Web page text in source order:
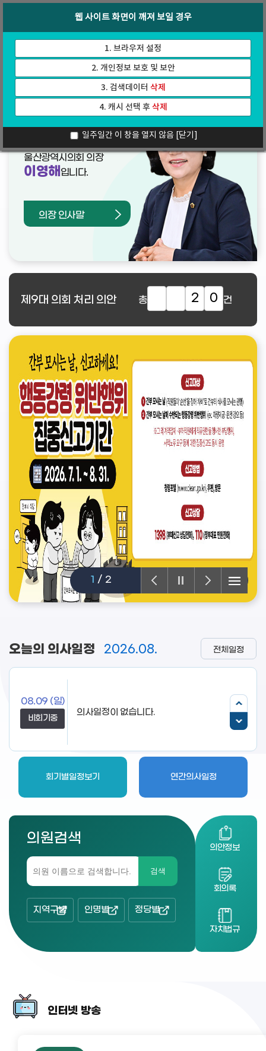
가
기
인터넷방송
웹 사이트 화면이 깨져 보일 경우
1. 브라우저 설정
2. 개인정보 보호 및 보안
3. 검색데이터 삭제
4. 캐시 선택 후삭제
일주일간 이 창을 열지 않음 [닫기]
1 / 2
열린의장실
울산광역시의회 의장
이영해 입니다.
의장 인사말
제9대 의회 처리 의안 총 2 0 건
오늘의 의사일정 2026.08.
08.09 (일)
비회기중
의사일정이 없습니다.
회기별일정보기 연간의사일정
전체일정
의원검색
검색
지역구별 인명별 정당별
의안정보
회의록
자치법규
인터넷 방송